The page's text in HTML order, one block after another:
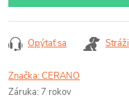
Opýtať sa
Značka:CERANO
Záruka: 7 rokov